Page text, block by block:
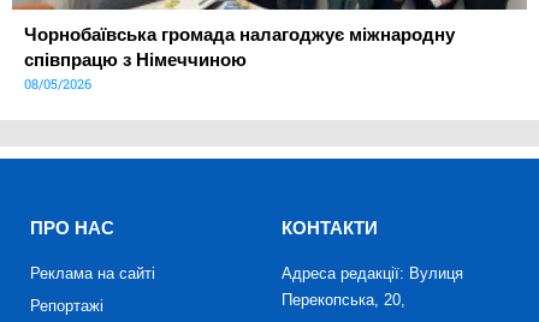
Чорнобаївська громада налагоджує міжнародну
співпрацю з Німеччиною
08/05/2026
ПРО НАС
Реклама на сайті
Репортажі
КОНТАКТИ
Адреса редакції: Вулиця
Перекопська, 20,